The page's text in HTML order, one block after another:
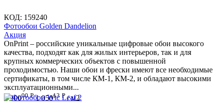
КОД: 159240
Фотообои Golden Dandelion
Aкция
OnPrint – российские уникальные цифровые обои высокого
качества, подходят как для жилых интерьеров, так и для
крупных коммерческих объектов с повышенной
проходимостью. Наши обои и фрески имеют все необходимые
сертификаты, в том числе КМ-1, КМ-2, и обладают высокими
эксплуатационными...
1 90000 Р 1 05013 Р / м2